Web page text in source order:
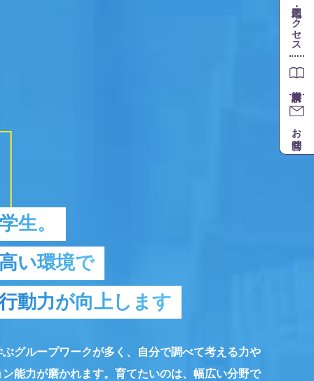
生。
い環境で
動力が向上します
グループワークが多く、自分で調べて考える力や
能力が磨かれます。育てたいのは、幅広い分野で
地図・アクセス
お問合せ